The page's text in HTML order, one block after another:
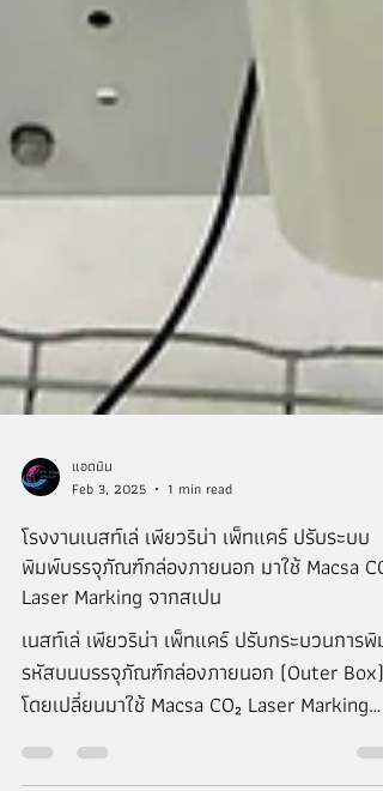
แอดมิน
Feb 3, 2025
1 min read
โรงงานเนสท์เล่ เพียวริน่า เพ็ทแคร์ ปรับระบบ
พิมพ์บรรจุภัณฑ์กล่องภายนอก มาใช้ Macsa CO₂
Laser Marking จากสเปน
เนสท์เล่ เพียวริน่า เพ็ทแคร์ ปรับกระบวนการพิม
รหัสบนบรรจุภัณฑ์กล่องภายนอก (Outer Box)